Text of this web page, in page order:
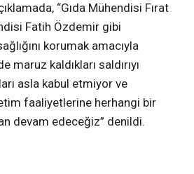
“Gıda Mühendisi Fırat
Fatih Özdemir gibi
korumak amacıyla
maruz kaldıkları saldırıyı
asla kabul etmiyor ve
faaliyetlerine herhangi bir
devam edeceğiz” denildi.